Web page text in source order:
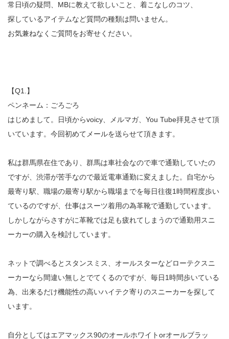
常日頃の疑問、MBに教えて欲しいこと、着こなしのコツ、
探しているアイテムなど質問の種類は問いません。
お気兼ねなくご質問をお寄せください。
【Q1.】
ペンネーム：ごろごろ
はじめまして。日頃からvoicy、メルマガ、You Tube拝見させて頂
いています。今回初めてメールを送らせて頂きます。
私は群馬県在住であり、群馬は車社会なので車で通勤していたの
ですが、渋滞が苦手なので最近電車通勤に変えました。自宅から
最寄り駅、職場の最寄り駅から職場までを毎日往復1時間程度歩い
ているのですが、仕事はスーツ着用の為革靴で通勤しています。
しかしながらさすがに革靴では足も疲れてしまうので通勤用スニ
ーカーの購入を検討しています。
ネットで調べるとスタンスミス、オールスターなどローテクスニ
ーカーなら間違い無しとでてくるのですが、毎日1時間歩いている
為、出来るだけ機能性の高いハイテク寄りのスニーカーを探して
います。
自分としてはエアマックス90のオールホワイトorオールブラッ